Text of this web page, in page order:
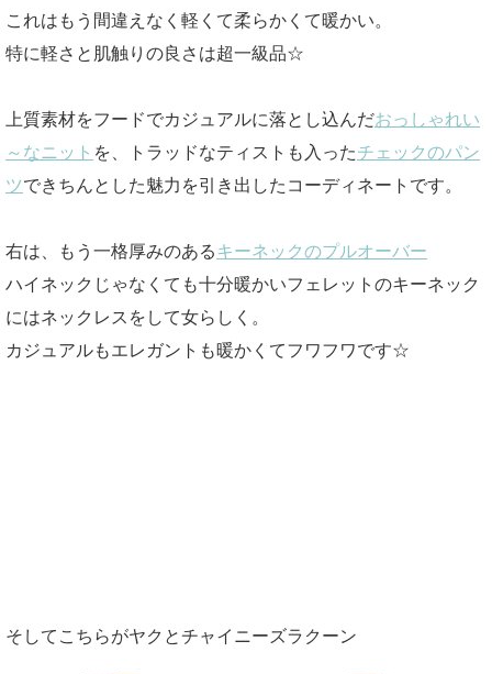
これはもう間違えなく軽くて柔らかくて暖かい。
特に軽さと肌触りの良さは超一級品☆
上質素材をフードでカジュアルに落とし込んだおっしゃれい
～なニット を、トラッドなティストも入ったチェックのパン
ツできちんとした魅力を引き出したコーディネートです。
右は、もう一格厚みのあるキーネックのプルオーバー
ハイネックじゃなくても十分暖かいフェレットのキーネック
にはネックレスをして女らしく。
カジュアルもエレガントも暖かくてフワフワです☆
そしてこちらがヤクとチャイニーズラクーン